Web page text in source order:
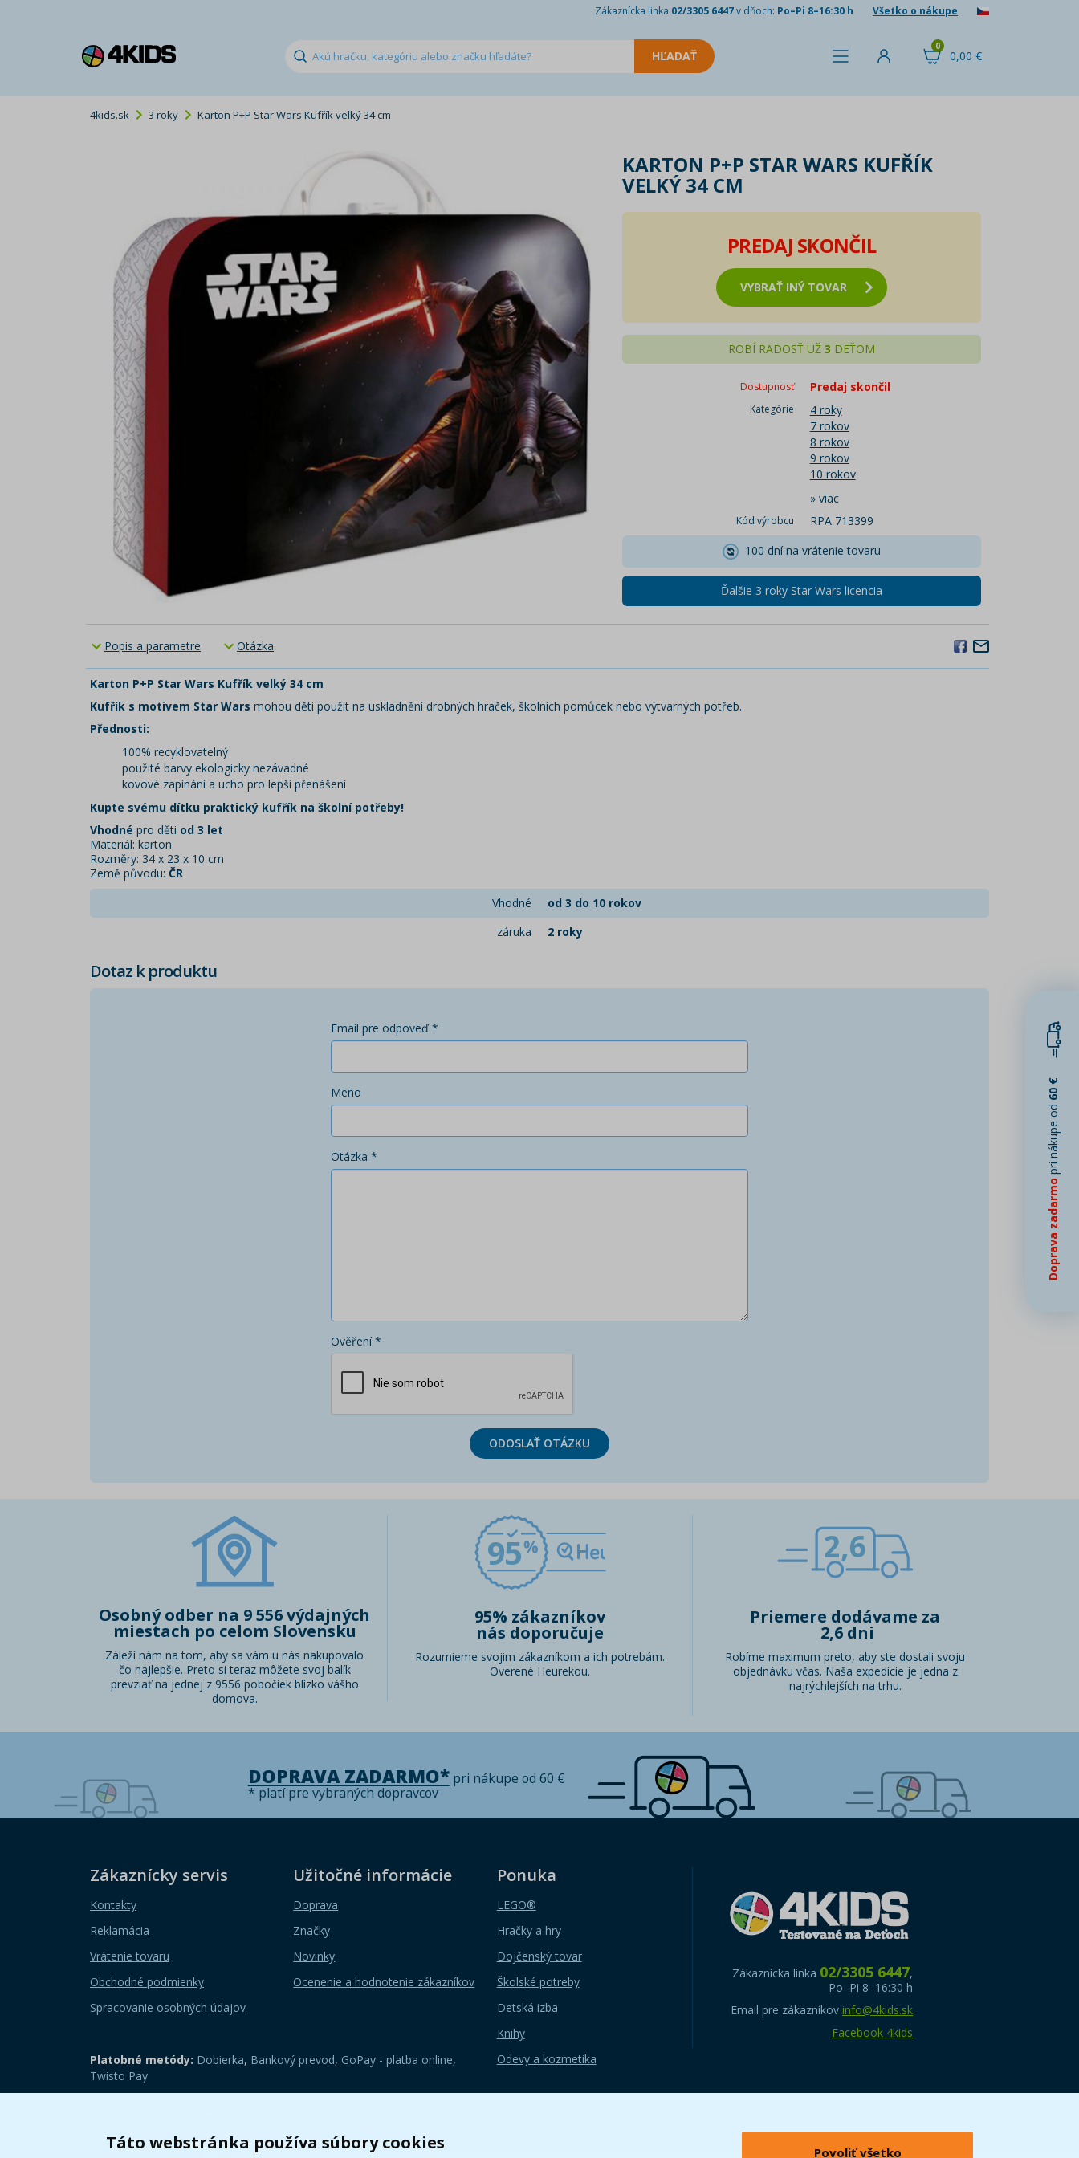
Táto webstránka používa súbory cookies Povoliť všetko
Zákaznícka linka 02/3305 6447v dňoch: Po–Pi 8–16:30 h Všetko o nákupe
0,00 €
0
4kids.sk 3 roky Karton P+P Star Wars Kufřík velký 34 cm
KARTON P+P STAR WARS KUFŘÍK
VELKÝ 34 CM
PREDAJ SKONČIL
VYBRAŤ INÝ TOVAR
ROBÍ RADOSŤ UŽ3 DEŤOM
Dostupnosť Predaj skončil
Kategórie
4 roky
7 rokov
8 rokov
9 rokov
10 rokov
» viac
Kód výrobcu
RPA 713399
100 dní na vrátenie tovaru
Ďalšie 3 roky Star Wars licencia
Popis a parametre Otázka
Karton P+P Star Wars Kufřík velký 34 cm
Kufřík s motivem Star Wars mohou děti použít na uskladnění drobných hraček, školních pomůcek nebo výtvarných potřeb.
Přednosti:
100% recyklovatelný
použité barvy ekologicky nezávadné
kovové zapínání a ucho pro lepší přenášení
Kupte svému dítku praktický kufřík na školní potřeby!
Vhodné pro děti od 3 let
Materiál: karton
Rozměry: 34 x 23 x 10 cm
Země původu: ČR
Vhodné
od 3 do 10 rokov
záruka
2 roky
Dotaz k produktu
Email pre odpoveď *
Meno
Otázka *
Ověření *
ODOSLAŤ OTÁZKU
Osobný odber na 9 556 výdajných
miestach po celom Slovensku
Záleží nám na tom, aby sa vám u nás nakupovalo
čo najlepšie. Preto si teraz môžete svoj balík
prevziať na jednej z 9556 pobočiek blízko vášho
domova.
95
95% zákazníkov
nás doporučuje
Rozumieme svojim zákazníkom a ich potrebám.
Overené Heurekou.
2,6
Priemere dodávame za
2,6 dni
Robíme maximum preto, aby ste dostali svoju
objednávku včas. Naša expedície je jedna z
najrýchlejších na trhu.
DOPRAVA ZADARMO*pri nákupe od 60 €
* platí pre vybraných dopravcov
Zákaznícky servis
Kontakty
Reklamácia
Vrátenie tovaru
Obchodné podmienky
Spracovanie osobných údajov
Užitočné informácie
Doprava
Značky
Novinky
Ocenenie a hodnotenie zákazníkov
Ponuka
LEGO®
Hračky a hry
Dojčenský tovar
Školské potreby
Detská izba
Knihy
Odevy a kozmetika
Platobné metódy: Dobierka, Bankový prevod, GoPay - platba online,
Twisto Pay
Zákaznícka linka 02/3305 6447,
Po–Pi 8–16:30 h
Email pre zákazníkov info@4kids.sk
Facebook 4kids
Doprava zadarmo
pri nákupe od
60 €